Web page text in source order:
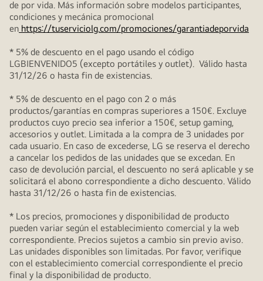
de por vida. Más información sobre modelos participantes,
condiciones y mecánica promocional
en https://tuserviciolg.com/promociones/garantiadeporvida
* 5% de descuento en el pago usando el código
LGBIENVENIDO5 (excepto portátiles y outlet). Válido hasta
31/12/26 o hasta fin de existencias.
* 5% de descuento en el pago con 2 o más
productos/garantías en compras superiores a 150€. Excluye
productos cuyo precio sea inferior a 150€, setup gaming,
accesorios y outlet. Limitada a la compra de 3 unidades por
cada usuario. En caso de excederse, LG se reserva el derecho
a cancelar los pedidos de las unidades que se excedan. En
caso de devolución parcial, el descuento no será aplicable y se
solicitará el abono correspondiente a dicho descuento. Válido
hasta 31/12/26 o hasta fin de existencias.
* Los precios, promociones y disponibilidad de producto
pueden variar según el establecimiento comercial y la web
correspondiente. Precios sujetos a cambio sin previo aviso.
Las unidades disponibles son limitadas. Por favor, verifique
con el establecimiento comercial correspondiente el precio
final y la disponibilidad de producto.